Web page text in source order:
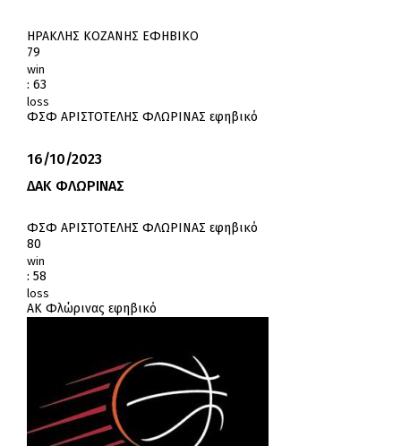
ΗΡΑΚΛΗΣ ΚΟΖΑΝΗΣ ΕΦΗΒΙΚΟ
79
win
: 63
loss
ΦΣΦ ΑΡΙΣΤΟΤΕΛΗΣ ΦΛΩΡΙΝΑΣ εφηβικό
16/10/2023
ΔΑΚ ΦΛΩΡΙΝΑΣ
ΦΣΦ ΑΡΙΣΤΟΤΕΛΗΣ ΦΛΩΡΙΝΑΣ εφηβικό
80
win
: 58
loss
ΑΚ Φλώρινας εφηβικό